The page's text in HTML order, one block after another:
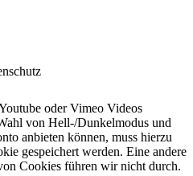
oder Vimeo Videos
von Hell-/Dunkelmodus und
anbieten können, muss hierzu
gespeichert werden. Eine andere
Cookies führen wir nicht durch.